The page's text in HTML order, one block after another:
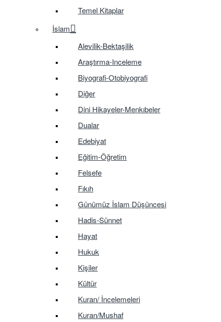
Temel Kitaplar
İslam
Alevilik-Bektaşilik
Araştırma-Inceleme
Biyografi-Otobiyografi
Diğer
Dini Hikayeler-Menkıbeler
Dualar
Edebiyat
Eğitim-Öğretim
Felsefe
Fıkıh
Günümüz İslam Düşüncesi
Hadis-Sünnet
Hayat
Hukuk
Kişiler
Kültür
Kuran/ İncelemeleri
Kuran/Mushaf